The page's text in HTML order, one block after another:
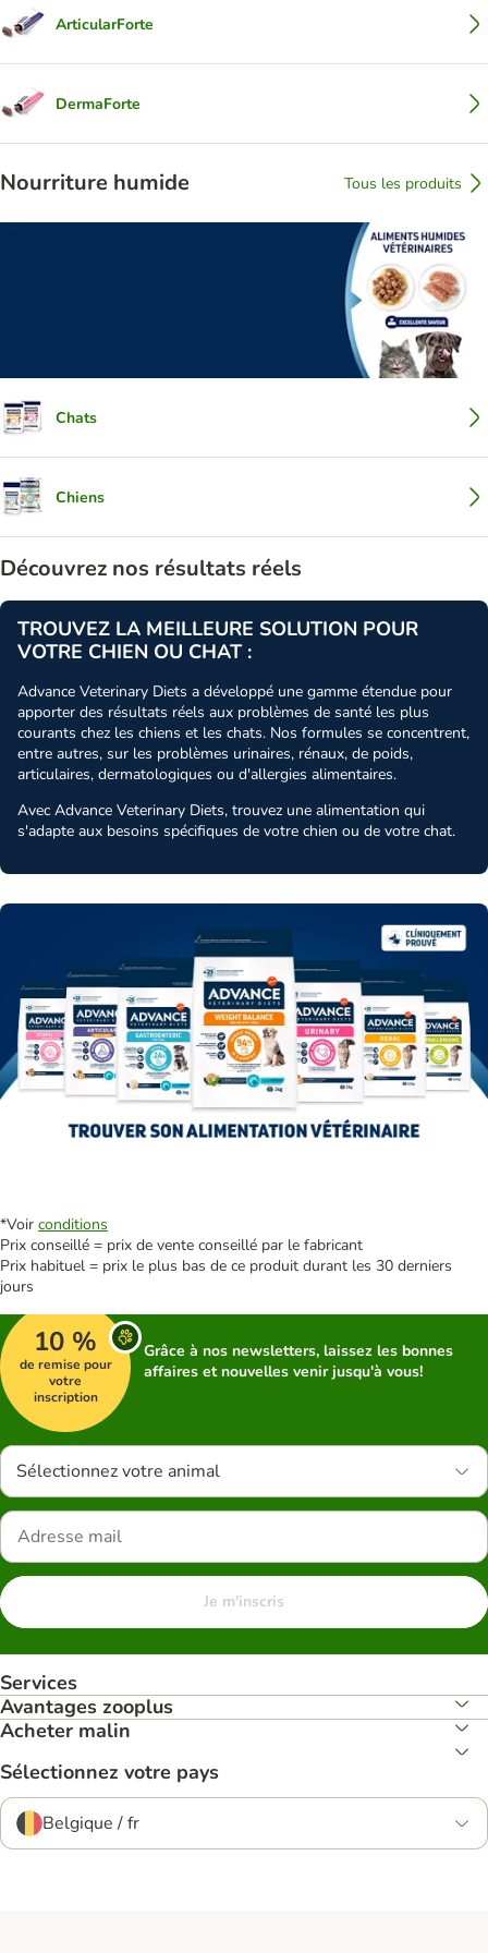
ArticularForte
DermaForte
Nourriture humide Tous les produits
Chats
Chiens
Découvrez nos résultats réels
TROUVEZ LA MEILLEURE SOLUTION POUR
VOTRE CHIEN OU CHAT :
Advance Veterinary Diets a développé une gamme étendue pour
apporter des résultats réels aux problèmes de santé les plus
courants chez les chiens et les chats. Nos formules se concentrent,
entre autres, sur les problèmes urinaires, rénaux, de poids,
articulaires, dermatologiques ou d'allergies alimentaires.
Avec Advance Veterinary Diets, trouvez une alimentation qui
s'adapte aux besoins spécifiques de votre chien ou de votre chat.
*Voir conditions
Prix conseillé = prix de vente conseillé par le fabricant
Prix habituel = prix le plus bas de ce produit durant les 30 derniers
jours
10 %
de remise pour
votre
inscription
Grâce à nos newsletters, laissez les bonnes
affaires et nouvelles venir jusqu'à vous!
Sélectionnez votre animal
Je m'inscris
Services
Avantages zooplus
Acheter malin
Sélectionnez votre pays
Belgique / fr